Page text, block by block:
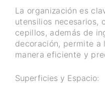
La organización es
utensilios necesarios,
cepillos, además de
decoración, permite
manera eficiente y
Superficies y Espacio: